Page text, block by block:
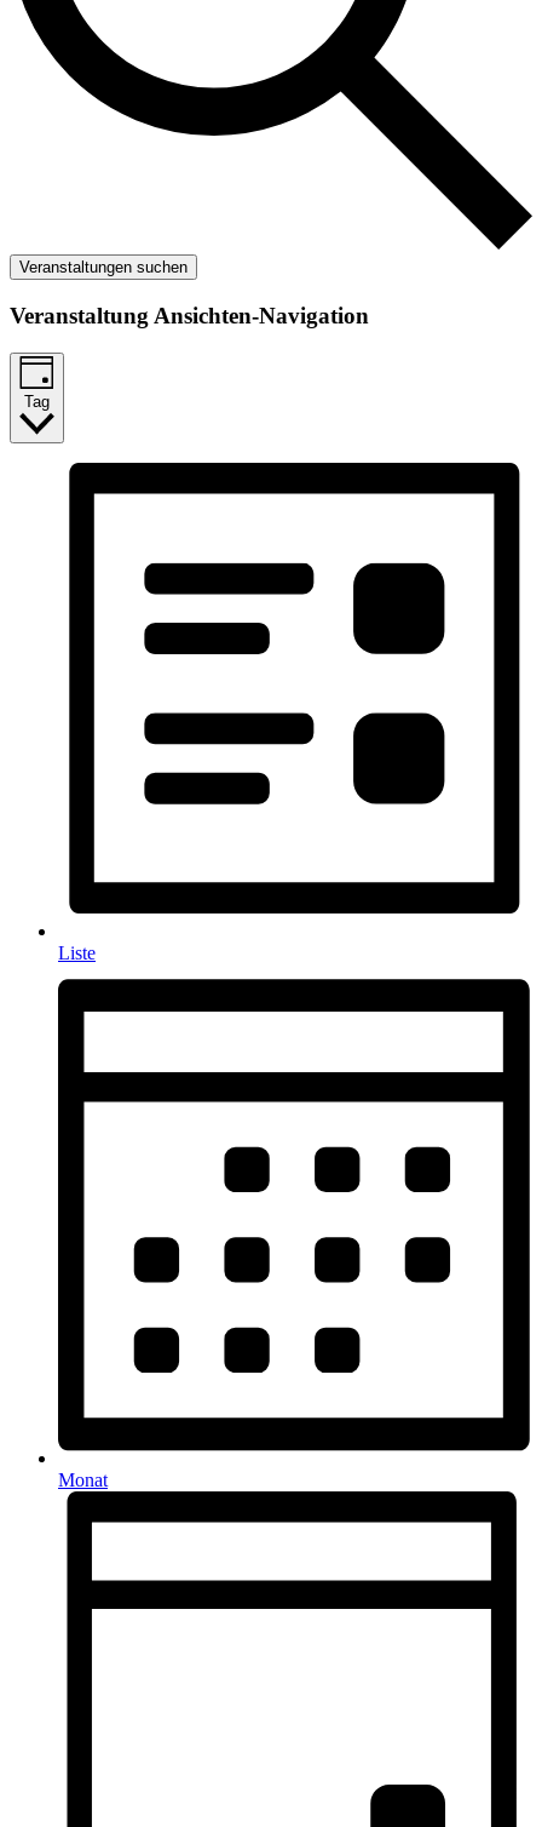
Veranstaltungen suchen
Veranstaltung Ansichten-Navigation
Tag
Liste
Monat